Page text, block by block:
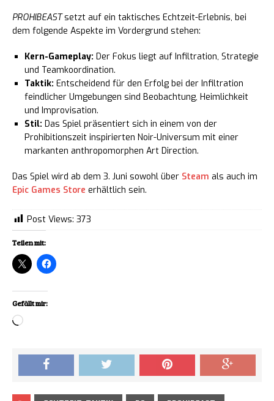
PROHIBEASTsetzt auf ein taktisches Echtzeit-Erlebnis, bei
dem folgende Aspekte im Vordergrund stehen:
Kern-Gameplay: Der Fokus liegt auf Infiltration, Strategie
und Teamkoordination.
Taktik: Entscheidend für den Erfolg bei der Infiltration
feindlicher Umgebungen sind Beobachtung, Heimlichkeit
und Improvisation.
Stil: Das Spiel präsentiert sich in einem von der
Prohibitionszeit inspirierten Noir-Universum mit einer
markanten anthropomorphen Art Direction.
Das Spiel wird ab dem 3. Juni sowohl über Steam als auch im
Epic Games Store erhältlich sein.
Post Views: 373
Teilen mit:
Gefällt mir:
Loading…